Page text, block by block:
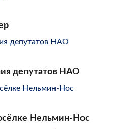
депутатов НАО
Нельмин-Нос